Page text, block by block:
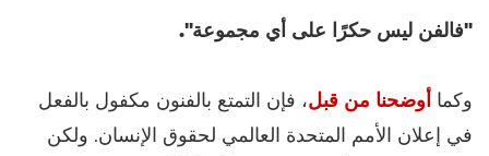
"فالفن ليس حكرًا على أي مجموعة".
وكما أوضحنا من قبل، فإن التمتع بالفنون مكفول بالفعل
في إعلان الأمم المتحدة العالمي لحقوق الإنسان. ولكن